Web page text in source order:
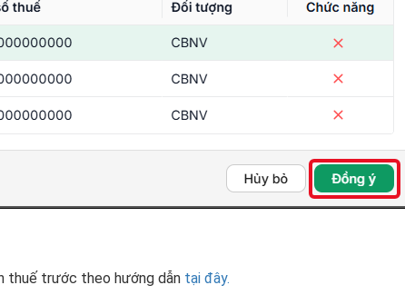
thuế trước theo hướng dẫn tại đây.